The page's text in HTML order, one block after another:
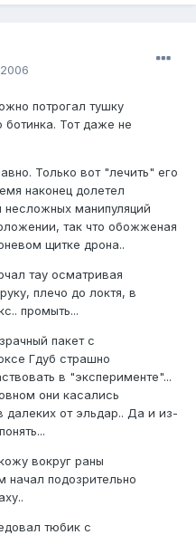
потрогал тушку
ботинка. Тот даже не
Только вот "лечить" его
наконец долетел
несложных манипуляций
так что обожженая
щитке дрона..
тау осматривая
плечо до локтя, в
промыть...
пакет с
Гдуб страшно
в "эксперименте"...
они касались
далеких от эльдар.. Да и из-
вокруг раны
начал подозрительно
тюбик с